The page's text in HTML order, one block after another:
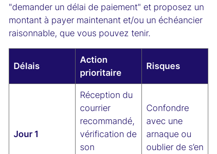
"demander un délai de paiement" et proposez un
montant à payer maintenant et/ou un échéancier
raisonnable, que vous pouvez tenir.
Délais
Action
prioritaire
Risques
Jour 1
Réception du
courrier
recommandé,
vérification de
son
Confondre
avec une
arnaque ou
oublier de s’en